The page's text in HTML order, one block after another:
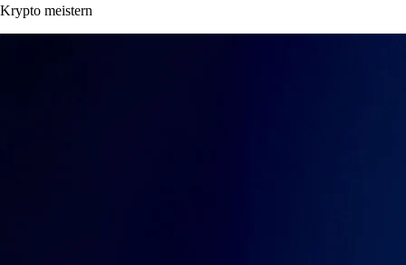
Krypto meistern